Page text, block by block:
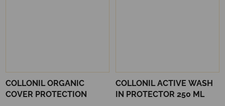
COLLONIL ORGANIC
COVER PROTECTION
COLLONIL ACTIVE WASH
IN PROTECTOR 250 ML